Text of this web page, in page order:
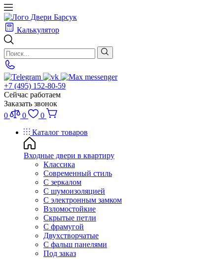
Калькулятор
+7 (495) 152-80-59
Сейчас работаем
Заказать звонок
0
0
0
Каталог товаров
Входные двери в квартиру
Классика
Современный стиль
С зеркалом
С шумоизоляцией
С электронным замком
Взломостойкие
Скрытые петли
С фрамугой
Двухстворчатые
С фальш панелями
Под заказ